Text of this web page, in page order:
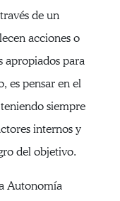
de un
acciones o
apropiados para
es pensar en el
siempre
internos y
del objetivo.
Autonomía